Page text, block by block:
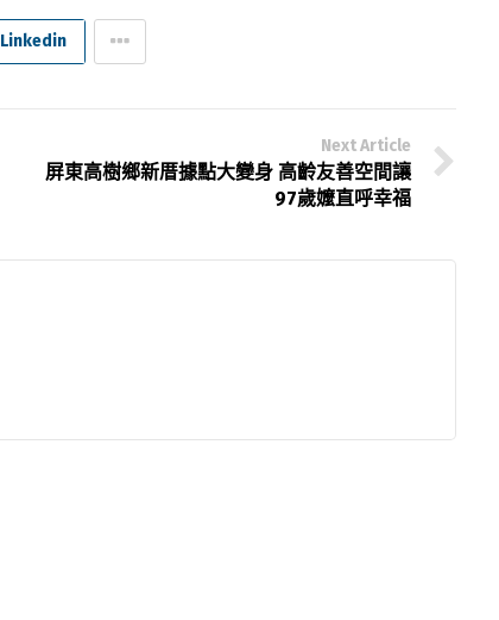
Linkedin
Next Article
屏東高樹鄉新厝據點大變身 高齡友善空間讓
97歲嬤直呼幸福